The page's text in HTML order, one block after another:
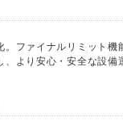
ファイナルリミット機
、より安心・安全な設備